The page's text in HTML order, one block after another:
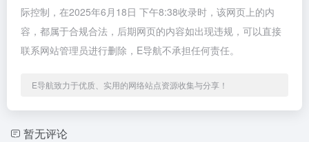
际控制，在2025年6月18日 下午8:38收录时，该网页上的内
容，都属于合规合法，后期网页的内容如出现违规，可以直接
联系网站管理员进行删除，E导航不承担任何责任。
E导航致力于优质、实用的网络站点资源收集与分享！
暂无评论